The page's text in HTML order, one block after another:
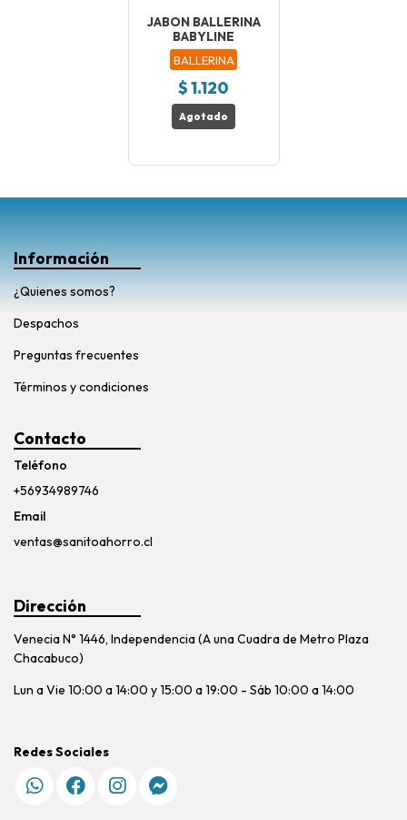
JABON BALLERINA
BABYLINE
BALLERINA
$ 1.120
Agotado
Información
¿Quienes somos?
Despachos
Preguntas frecuentes
Términos y condiciones
Contacto
Teléfono
+56934989746
Email
ventas@sanitoahorro.cl
Dirección
Venecia N° 1446, Independencia (A una Cuadra de Metro Plaza
Chacabuco)
Lun a Vie 10:00 a 14:00 y 15:00 a 19:00 - Sáb 10:00 a 14:00
Redes Sociales